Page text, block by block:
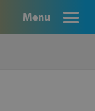
Menu